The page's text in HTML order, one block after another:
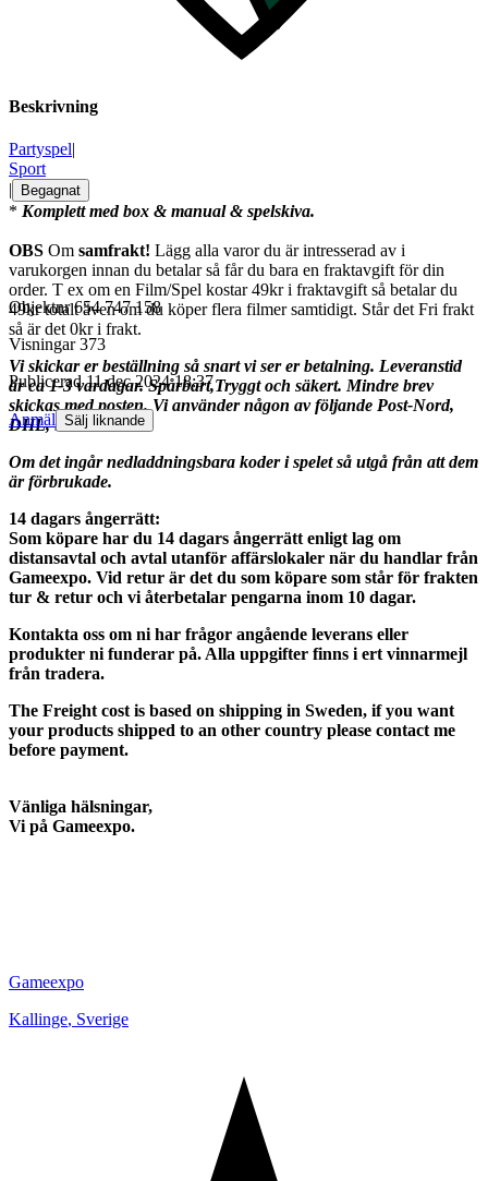
Beskrivning
Partyspel|
Sport
|
Begagnat
* Komplett med box & manual & spelskiva.
OBS Om samfrakt! Lägg alla varor du är intresserad av i
varukorgen innan du betalar så får du bara en fraktavgift för din
order. T ex om en Film/Spel kostar 49kr i fraktavgift så betalar du
49kr totalt även om du köper flera filmer samtidigt. Står det Fri frakt
så är det 0kr i frakt.
Vi skickar er beställning så snart vi ser er betalning. Leveranstid
är ca 1-3 vardagar. Spårbart,Tryggt och säkert. Mindre brev
skickas med posten. Vi använder någon av följande Post-Nord,
DHL, Schenker.
Om det ingår nedladdningsbara koder i spelet så utgå från att dem
är förbrukade.
14 dagars ångerrätt:
Som köpare har du 14 dagars ångerrätt enligt lag om
distansavtal och avtal utanför affärslokaler när du handlar från
Gameexpo. Vid retur är det du som köpare som står för frakten
tur & retur och vi återbetalar pengarna inom 10 dagar.
Kontakta oss om ni har frågor angående leverans eller
produkter ni funderar på. Alla uppgifter finns i ert vinnarmejl
från tradera.
The Freight cost is based on shipping in Sweden, if you want
your products shipped to an other country please contact me
before payment.
Vänliga hälsningar,
Vi på Gameexpo.
Objektnr 654 747 158
Visningar 373
Publicerad 11 dec 2024 18:37
Anmäl Sälj liknande
Gameexpo
Kallinge, Sverige